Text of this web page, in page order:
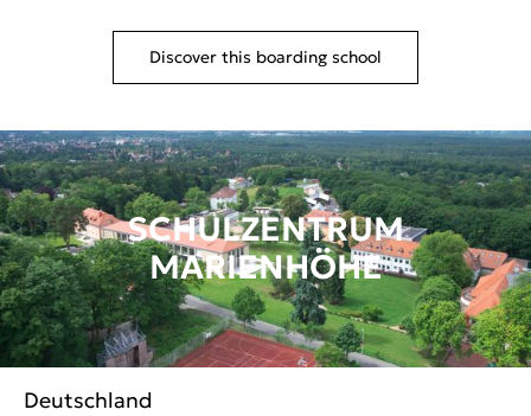
Discover this boarding school
SCHULZENTRUM
MARIENHÖHE
Deutschland